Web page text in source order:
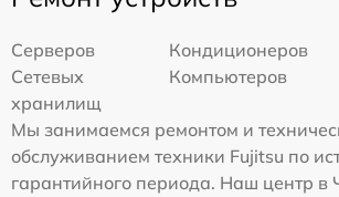
Серверов
Кондиционеров
Сетевых
хранилищ
Компьютеров
Мы занимаемся ремонтом и
обслуживанием техники Fujitsu по
гарантийного периода. Наш центр в